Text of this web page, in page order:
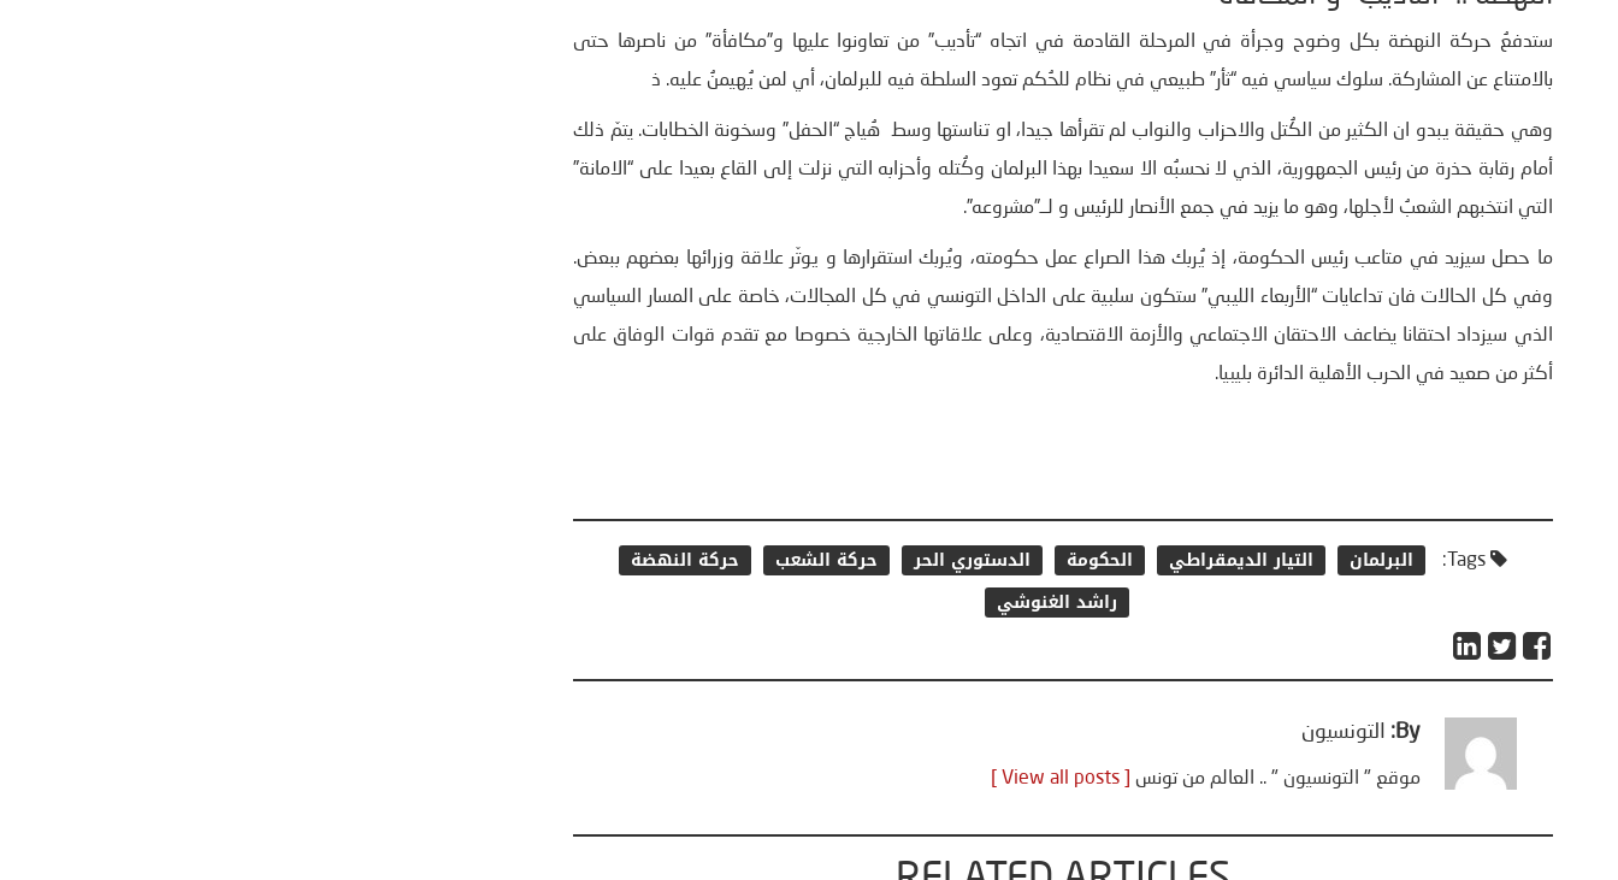
ستدفعُ حركة النهضة بكل وضوح وجرأة في المرحلة القادمة في اتجاه “تأديب” من تعاونوا عليها و”مكافأة” من ناصرها حتى
بالامتناع عن المشاركة. سلوك سياسي فيه “ثأر” طبيعي في نظام للحُكم تعود السلطة فيه للبرلمان، أي لمن يُهيمنُ عليه. ذ
وهي حقيقة يبدو ان الكثير من الكُتل والاحزاب والنواب لم تقرأها جيدا، او تناستها وسط هُياج “الحفل” وسخونة الخطابات. يتمّ ذلك
أمام رقابة حذرة من رئيس الجمهورية، الذي لا نحسبُه الا سعيدا بهذا البرلمان وكُتله وأحزابه التي نزلت إلى القاع بعيدا على “الامانة”
التي انتخبهم الشعبُ لأجلها، وهو ما يزيد في جمع الأنصار للرئيس و لــ”مشروعه”.
ما حصل سيزيد في متاعب رئيس الحكومة، إذ يُربك هذا الصراع عمل حكومته، ويُربك استقرارها و يوتّر علاقة وزرائها بعضهم ببعض.
وفي كل الحالات فان تداعايات “الأربعاء الليبي” ستكون سلبية على الداخل التونسي في كل المجالات، خاصة على المسار السياسي
الذي سيزداد احتقانا يضاعف الاحتقان الاجتماعي والأزمة الاقتصادية، وعلى علاقاتها الخارجية خصوصا مع تقدم قوات الوفاق على
أكثر من صعيد في الحرب الأهلية الدائرة بليبيا.
Tags: البرلمان التيار الديمقراطي الحكومة الدستوري الحر حركة الشعب
حركة النهضة
راشد الغنوشي
By: التونسيون
موقع " التونسيون " .. العالم من تونس [ View all posts ]